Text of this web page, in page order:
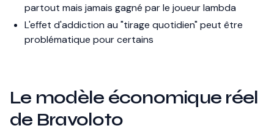
partout mais jamais gagné par le joueur lambda
L'effet d'addiction au "tirage quotidien" peut être
problématique pour certains
Le modèle économique réel
de Bravoloto